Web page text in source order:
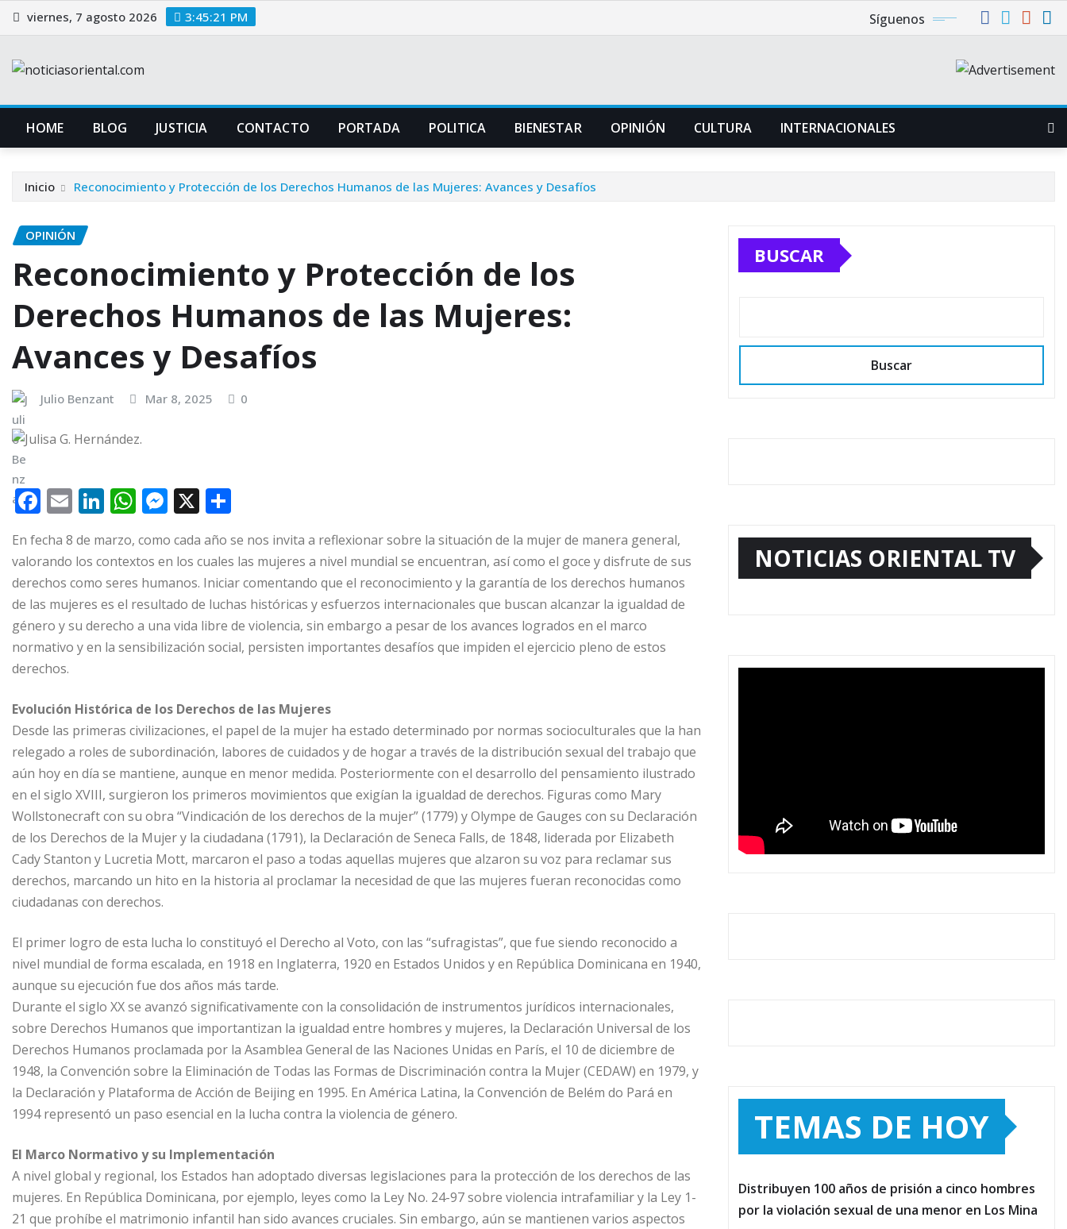
Saltar
al
viernes, 7 agosto 2026 3:45:21 PM Síguenos
HOME BLOG JUSTICIA CONTACTO PORTADA POLITICA BIENESTAR OPINIÓN CULTURA INTERNACIONALES
Inicio Reconocimiento y Protección de los Derechos Humanos de las Mujeres: Avances y Desafíos
OPINIÓN
Reconocimiento y Protección de los
Derechos Humanos de las Mujeres:
Avances y Desafíos
Julio Benzant Mar 8, 2025 0
F
a
c
e
b
o
o
k
E
m
ai
l
Li
k
e
dI
n
W
at
s
A
p
p
M
ss
e
n
g
e
X
m
p
ar
ti
r
En fecha 8 de marzo, como cada año se nos invita a reflexionar sobre la situación de la mujer de manera general,
valorando los contextos en los cuales las mujeres a nivel mundial se encuentran, así como el goce y disfrute de sus
derechos como seres humanos. Iniciar comentando que el reconocimiento y la garantía de los derechos humanos
de las mujeres es el resultado de luchas históricas y esfuerzos internacionales que buscan alcanzar la igualdad de
género y su derecho a una vida libre de violencia, sin embargo a pesar de los avances logrados en el marco
normativo y en la sensibilización social, persisten importantes desafíos que impiden el ejercicio pleno de estos
derechos.
Evolución Histórica de los Derechos de las Mujeres
Desde las primeras civilizaciones, el papel de la mujer ha estado determinado por normas socioculturales que la han
relegado a roles de subordinación, labores de cuidados y de hogar a través de la distribución sexual del trabajo que
aún hoy en día se mantiene, aunque en menor medida. Posteriormente con el desarrollo del pensamiento ilustrado
en el siglo XVIII, surgieron los primeros movimientos que exigían la igualdad de derechos. Figuras como Mary
Wollstonecraft con su obra “Vindicación de los derechos de la mujer” (1779) y Olympe de Gauges con su Declaración
de los Derechos de la Mujer y la ciudadana (1791), la Declaración de Seneca Falls, de 1848, liderada por Elizabeth
Cady Stanton y Lucretia Mott, marcaron el paso a todas aquellas mujeres que alzaron su voz para reclamar sus
derechos, marcando un hito en la historia al proclamar la necesidad de que las mujeres fueran reconocidas como
ciudadanas con derechos.
El primer logro de esta lucha lo constituyó el Derecho al Voto, con las “sufragistas”, que fue siendo reconocido a
nivel mundial de forma escalada, en 1918 en Inglaterra, 1920 en Estados Unidos y en República Dominicana en 1940,
aunque su ejecución fue dos años más tarde.
Durante el siglo XX se avanzó significativamente con la consolidación de instrumentos jurídicos internacionales,
sobre Derechos Humanos que importantizan la igualdad entre hombres y mujeres, la Declaración Universal de los
Derechos Humanos proclamada por la Asamblea General de las Naciones Unidas en París, el 10 de diciembre de
1948, la Convención sobre la Eliminación de Todas las Formas de Discriminación contra la Mujer (CEDAW) en 1979, y
la Declaración y Plataforma de Acción de Beijing en 1995. En América Latina, la Convención de Belém do Pará en
1994 representó un paso esencial en la lucha contra la violencia de género.
El Marco Normativo y su Implementación
A nivel global y regional, los Estados han adoptado diversas legislaciones para la protección de los derechos de las
mujeres. En República Dominicana, por ejemplo, leyes como la Ley No. 24-97 sobre violencia intrafamiliar y la Ley 1-
21 que prohíbe el matrimonio infantil han sido avances cruciales. Sin embargo, aún se mantienen varios aspectos
BUSCAR
Buscar
NOTICIAS ORIENTAL TV
TEMAS DE HOY
Distribuyen 100 años de prisión a cinco hombres
por la violación sexual de una menor en Los Mina